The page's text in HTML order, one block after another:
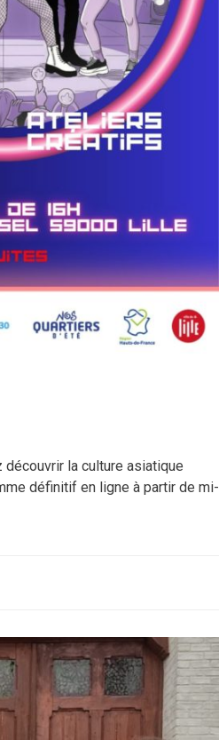
découvrir la culture asiatique
définitif en ligne à partir de mi-